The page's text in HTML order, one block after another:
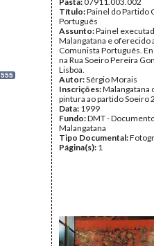
555
Título:Painel do Partido
Português
Assunto:Painel
Malangatana e oferecido
Comunista Português.
na Rua Soeiro Pereira
Lisboa.
Autor:Sérgio Morais
Inscrições:Malangatana
pintura ao partido Soeiro
Data: 1999
Fundo:DMT -
Malangatana
Tipo Documental:
Página(s): 1